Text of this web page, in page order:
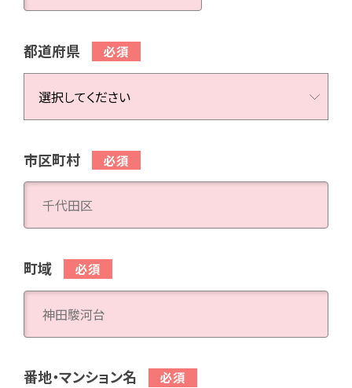
都道府県
市区町村
町域
番地・マンション名